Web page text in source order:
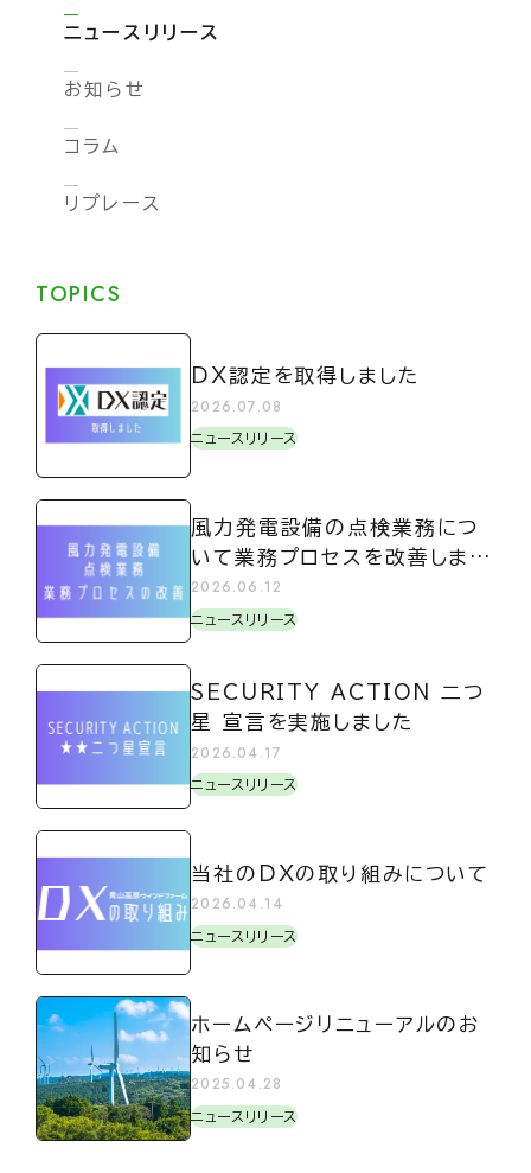
ニュースリリース
お知らせ
コラム
リプレース
TOPICS
DX認定を取得しました
2026.07.08
ニュースリリース
風力発電設備の点検業務につ
いて業務プロセスを改善しまし
た
2026.06.12
ニュースリリース
SECURITY ACTION 二つ
星 宣言を実施しました
2026.04.17
ニュースリリース
当社のDXの取り組みについて
2026.04.14
ニュースリリース
ホームページリニューアルのお
知らせ
2025.04.28
ニュースリリース